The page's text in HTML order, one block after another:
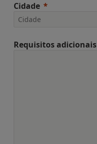
Cidade
Requisitos adicionais